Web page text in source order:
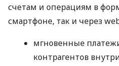
счетам и операциям в
смартфоне, так и через
мгновенные
контрагентов